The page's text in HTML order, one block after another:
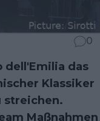
0
dell'Emilia das
Klassiker
streichen.
Maßnahmen